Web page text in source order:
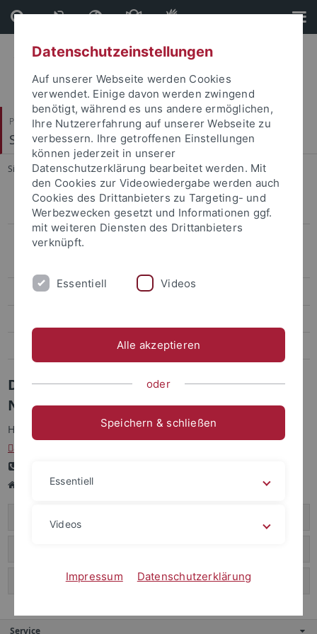
Direkt
zum
Inhalt
Direkt
zur
Fußleiste
Philosophische Fakultät
Seminar für Sprachwissenschaft
Sie sind hier: Startseite ... Mitarbeitende
Projekte
Mitarbeitende
Ivan Rygaev
Dr. Asya Achimova,
Nachwuchsgruppenleiterin
Homepage:
https://asya-achimova.github.io
asya.achimova
Room 286
Ivan Rygaev
Gemma Seghi
Service
Datenschutzeinstellungen
Auf unserer Webseite werden Cookies
verwendet. Einige davon werden zwingend
benötigt, während es uns andere ermöglichen,
Ihre Nutzererfahrung auf unserer Webseite zu
verbessern. Ihre getroffenen Einstellungen
können jederzeit in unserer
Datenschutzerklärung bearbeitet werden. Mit
den Cookies zur Videowiedergabe werden auch
Cookies des Drittanbieters zu Targeting- und
Werbezwecken gesetzt und Informationen ggf.
mit weiteren Diensten des Drittanbieters
verknüpft.
Essentiell Videos
Alle akzeptieren
oder
Speichern & schließen
Essentiell
Videos
Impressum Datenschutzerklärung